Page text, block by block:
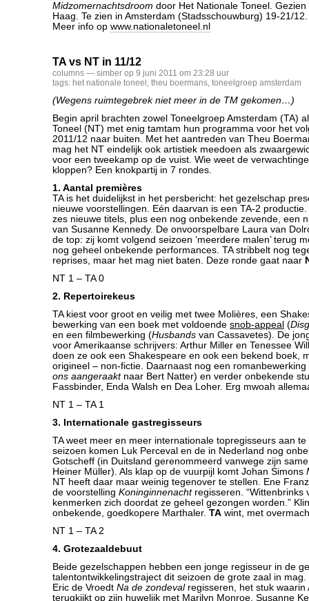
Midzomernachtsdroom door Het Nationale Toneel. Gezien
Haag. Te zien in Amsterdam (Stadsschouwburg) 19-21/
Meer info op www.nationaletoneel.nl
TA vs NT in 11/12
columns — simber op 9 juni 2011 om 23:28 uur
tags: het nationale toneel , theu boermans, toneelgroep amsterdam
(Wegens ruimtegebrek niet meer in de TM gekomen…)
Begin april brachten zowel Toneelgroep Amsterdam (TA)
Toneel (NT) met enig tamtam hun programma voor het
2011/12 naar buiten. Met het aantreden van Theu
mag het NT eindelijk ook artistiek meedoen als
voor een tweekamp op de vuist. Wie weet de
kloppen? Een knokpartij in 7 rondes.
1. Aantal premières
TA is het duidelijkst in het persbericht: het gezelschap
nieuwe voorstellingen. Eén daarvan is een TA-2
zes nieuwe titels, plus een nog onbekende zevende, een
van Susanne Kennedy. De onvoorspelbare Laura van
de top: zij komt volgend seizoen ‘meerdere malen’ terug
nog geheel onbekende performances. TA stribbelt nog
reprises, maar het mag niet baten. Deze ronde gaat naar
NT 1 – TA 0
2. Repertoirekeus
TA kiest voor groot en veilig met twee Molières, een
bewerking van een boek met voldoende snob-appeal (
en een filmbewerking (Husbands van Cassavetes). De
voor Amerikaanse schrijvers: Arthur Miller en Tenessee
doen ze ook een Shakespeare en ook een bekend boek,
origineel – non-fictie. Daarnaast nog een romanbewerking
ons aangeraaktnaar Bert Natter) en verder onbekende
Fassbinder, Enda Walsh en Dea Loher. Erg mwoah
NT 1 – TA 1
3. Internationale gastregisseurs
TA weet meer en meer internationale topregisseurs aan te
seizoen komen Luk Perceval en de in Nederland nog
Gotscheff (in Duitsland gerenommeerd vanwege zijn
Heiner Müller). Als klap op de vuurpijl komt Johan Simons
NT heeft daar maar weinig tegenover te stellen. Ene
de voorstelling Koninginnenachtregisseren. “Wittenbrinks
kenmerken zich doordat ze geheel gezongen worden.”
onbekende, goedkopere Marthaler. TA wint, met
NT 1 – TA 2
4. Grotezaaldebuut
Beide gezelschappen hebben een jonge regisseur in de
talentontwikkelingstraject dit seizoen de grote zaal in
Eric de Vroedt Na de zondevalregisseren, het stuk waarin
terugkijkt op zijn huwelijk met Marilyn Monroe. Susanne